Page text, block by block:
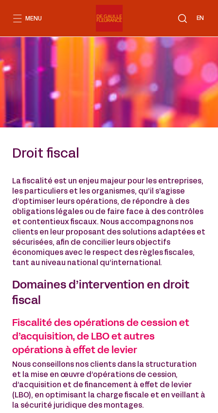
EN
MENU
Droit fiscal
La fiscalité est un enjeu majeur pour les entreprises,
les particuliers et les organismes, qu’il s’agisse
d’optimiser leurs opérations, de répondre à des
obligations légales ou de faire face à des contrôles
et contentieux fiscaux. Nous accompagnons nos
clients en leur proposant des solutions adaptées et
sécurisées, afin de concilier leurs objectifs
économiques avec le respect des règles fiscales,
tant au niveau national qu’international.
Domaines d’intervention en droit
fiscal
Fiscalité des opérations de cession et
d’acquisition, de LBO et autres
opérations à effet de levier
Nous conseillons nos clients dans la structuration
et la mise en œuvre d’opérations de cession,
d’acquisition et de financement à effet de levier
(LBO), en optimisant la charge fiscale et en veillant à
la sécurité juridique des montages.